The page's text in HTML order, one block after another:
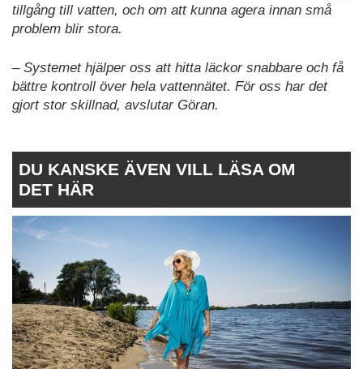
tillgång till vatten, och om att kunna agera innan små
problem blir stora.
– Systemet hjälper oss att hitta läckor snabbare och få
bättre kontroll över hela vattennätet. För oss har det
gjort stor skillnad, avslutar Göran.
DU KANSKE ÄVEN VILL LÄSA OM
DET HÄR